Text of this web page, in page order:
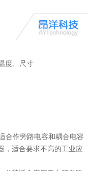
度、尺寸
合作旁路电容和耦合电容
，适合要求不高的工业应